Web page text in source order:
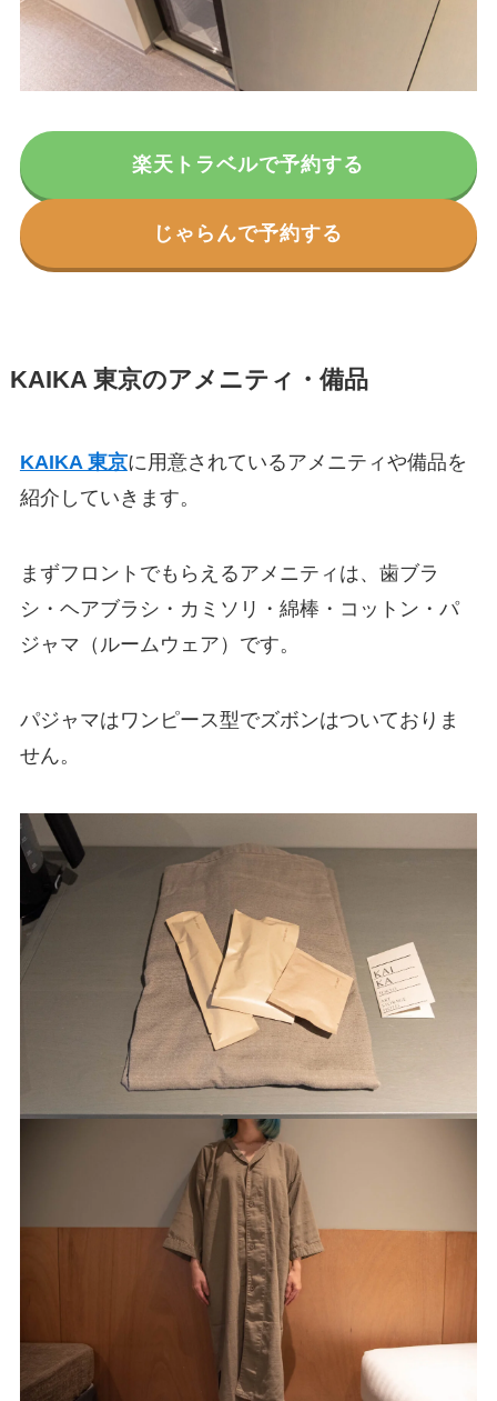
楽天トラベルで予約する
じゃらんで予約する
KAIKA 東京のアメニティ・備品
KAIKA 東京に用意されているアメニティや備品を
紹介していきます。
まずフロントでもらえるアメニティは、歯ブラ
シ・ヘアブラシ・カミソリ・綿棒・コットン・パ
ジャマ（ルームウェア）です。
パジャマはワンピース型でズボンはついておりま
せん。